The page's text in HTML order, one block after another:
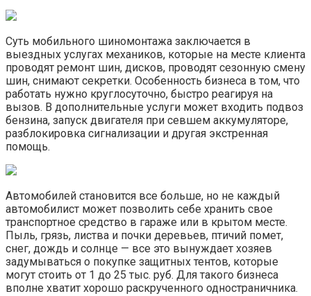
Суть мобильного шиномонтажа заключается в
выездных услугах механиков, которые на месте клиента
проводят ремонт шин, дисков, проводят сезонную смену
шин, снимают секретки. Особенность бизнеса в том, что
работать нужно круглосуточно, быстро реагируя на
вызов. В дополнительные услуги может входить подвоз
бензина, запуск двигателя при севшем аккумуляторе,
разблокировка сигнализации и другая экстренная
помощь.
Автомобилей становится все больше, но не каждый
автомобилист может позволить себе хранить свое
транспортное средство в гараже или в крытом месте.
Пыль, грязь, листва и почки деревьев, птичий помет,
снег, дождь и солнце — все это вынуждает хозяев
задумываться о покупке защитных тентов, которые
могут стоить от 1 до 25 тыс. руб. Для такого бизнеса
вполне хватит хорошо раскрученного одностраничника.